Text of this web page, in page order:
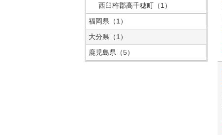
西臼杵郡高千穂町 （1）
福岡県 （1）
大分県 （1）
鹿児島県 （5）